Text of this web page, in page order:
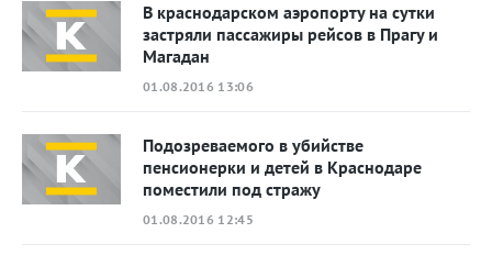
В краснодарском аэропорту на сутки
застряли пассажиры рейсов в Прагу и
Магадан
01.08.2016 13:06
Подозреваемого в убийстве
пенсионерки и детей в Краснодаре
поместили под стражу
01.08.2016 12:45